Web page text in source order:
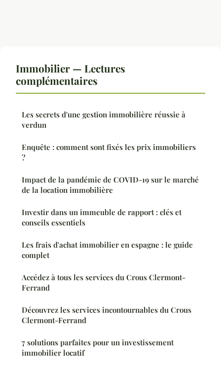
Immobilier — Lectures
complémentaires
Les secrets d'une gestion immobilière réussie à
verdun
Enquête : comment sont fixés les prix immobiliers
?
Impact de la pandémie de COVID-19 sur le marché
de la location immobilière
Investir dans un immeuble de rapport : clés et
conseils essentiels
Les frais d'achat immobilier en espagne : le guide
complet
Accédez à tous les services du Crous Clermont-
Ferrand
Découvrez les services incontournables du Crous
Clermont-Ferrand
7 solutions parfaites pour un investissement
immobilier locatif